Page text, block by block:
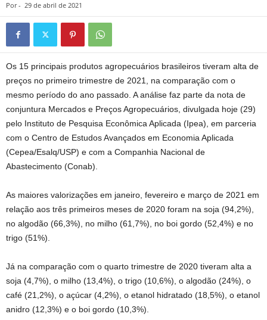
Por - 29 de abril de 2021
Os 15 principais produtos agropecuários brasileiros tiveram alta de
preços no primeiro trimestre de 2021, na comparação com o
mesmo período do ano passado. A análise faz parte da nota de
conjuntura Mercados e Preços Agropecuários, divulgada hoje (29)
pelo Instituto de Pesquisa Econômica Aplicada (Ipea), em parceria
com o Centro de Estudos Avançados em Economia Aplicada
(Cepea/Esalq/USP) e com a Companhia Nacional de
Abastecimento (Conab).
As maiores valorizações em janeiro, fevereiro e março de 2021 em
relação aos três primeiros meses de 2020 foram na soja (94,2%),
no algodão (66,3%), no milho (61,7%), no boi gordo (52,4%) e no
trigo (51%).
Já na comparação com o quarto trimestre de 2020 tiveram alta a
soja (4,7%), o milho (13,4%), o trigo (10,6%), o algodão (24%), o
café (21,2%), o açúcar (4,2%), o etanol hidratado (18,5%), o etanol
anidro (12,3%) e o boi gordo (10,3%).